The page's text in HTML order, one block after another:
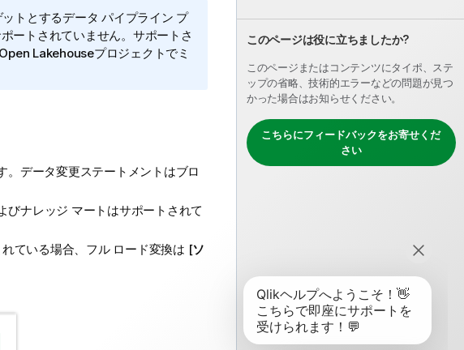
このページは役に立ちましたか?
このページまたはコンテンツにタイポ、ステ
ップの省略、技術的エラーなどの問題が見つ
かった場合はお知らせください。
こちらにフィードバックをお寄せくだ
さい
トとするデータ パイプライン プ
ートされていません。サポートさ
Lakehouseプロジェクトでミ
。データ変更ステートメントはブロ
びナレッジ マートはサポートされて
ている場合、フル ロード変換は [ソ